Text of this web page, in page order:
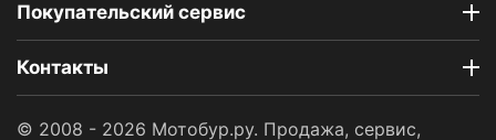
Покупательский сервис
Контакты
© 2008 - 2026 Мотобур.ру. Продажа, сервис,